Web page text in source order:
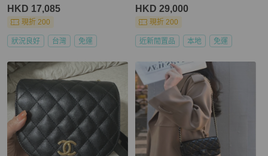
HKD 17,085
現折 200
狀況良好 台灣 免運
HKD 29,000
現折 200
近新閒置品 本地 免運